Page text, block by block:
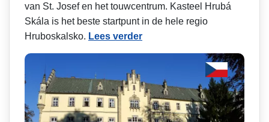
van St. Josef en het touwcentrum. Kasteel Hrubá
Skála is het beste startpunt in de hele regio
Hruboskalsko. Lees verder